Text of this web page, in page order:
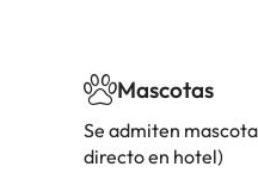
Mascotas
Se admiten
directo en hotel)